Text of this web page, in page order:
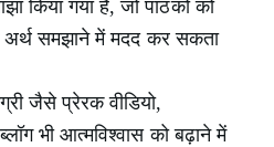
किया गया है, जो पाठकों को
अर्थ समझाने में मदद कर सकता
जैसे प्रेरक वीडियो,
भी आत्मविश्वास को बढ़ाने में